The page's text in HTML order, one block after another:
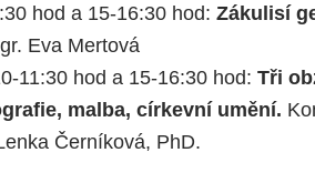
hod a 15-16:30 hod: Zákulisí
Eva Mertová
11:30 hod a 15-16:30 hod: Tři
malba, církevní umění.
Černíková, PhD.